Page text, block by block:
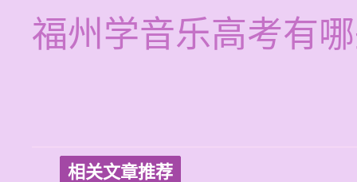
福州学音乐高考有
相关文章推荐